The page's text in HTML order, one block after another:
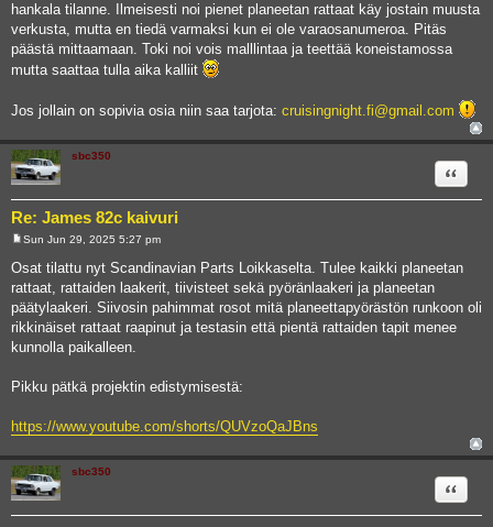
hankala tilanne. Ilmeisesti noi pienet planeetan rattaat käy jostain muusta
verkusta, mutta en tiedä varmaksi kun ei ole varaosanumeroa. Pitäs
päästä mittaamaan. Toki noi vois malllintaa ja teettää koneistamossa
mutta saattaa tulla aika kalliit
Jos jollain on sopivia osia niin saa tarjota: cruisingnight.fi@gmail.com
sbc350
Re: James 82c kaivuri
Quote
s
t
Sun Jun 29, 2025 5:27 pm
Osat tilattu nyt Scandinavian Parts Loikkaselta. Tulee kaikki planeetan
rattaat, rattaiden laakerit, tiivisteet sekä pyöränlaakeri ja planeetan
päätylaakeri. Siivosin pahimmat rosot mitä planeettapyörästön runkoon oli
rikkinäiset rattaat raapinut ja testasin että pientä rattaiden tapit menee
kunnolla paikalleen.
Pikku pätkä projektin edistymisestä:
https://www.youtube.com/shorts/QUVzoQaJBns
sbc350
Quote